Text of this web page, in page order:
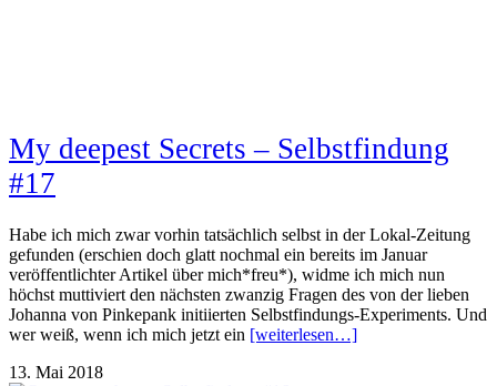
My deepest Secrets – Selbstfindung
#17
Habe ich mich zwar vorhin tatsächlich selbst in der Lokal-Zeitung
gefunden (erschien doch glatt nochmal ein bereits im Januar
veröffentlichter Artikel über mich*freu*), widme ich mich nun
höchst muttiviert den nächsten zwanzig Fragen des von der lieben
Johanna von Pinkepank initiierten Selbstfindungs-Experiments. Und
wer weiß, wenn ich mich jetzt ein [weiterlesen…]
13. Mai 2018